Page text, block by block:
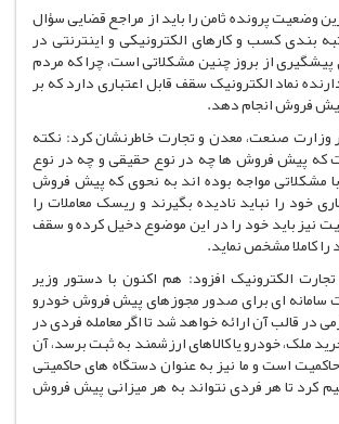
وضعیت پرونده ثامن را باید از مراجع قضایی سؤال
بندی کسب و کارهای الکترونیکی و اینترنتی در
پیشگیری از بروز چنین مشکلاتی است، چرا که مردم
نماد الکترونیک سقف قابل اعتباری دارد که بر
فروش انجام دهد.
وزارت صنعت، معدن و تجارت خاطرنشان کرد: نکته
که پیش فروش ها چه در نوع حقیقی و چه در نوع
مشکلاتی مواجه بوده اند به نحوی که پیش فروش
خود را نباید نادیده بگیرند و ریسک معاملات را
نیز باید خود را در این موضوع دخیل کرده و سقف
کاملا مشخص نماید.
الکترونیک افزود: هم اکنون با دستور وزیر
ای برای صدور مجوزهای پیش فروش خودرو
در قالب آن ارائه خواهد شد تا اگر معامله فردی در
ملک، خودرو یا کالاهای ارزشمند به ثبت برسد، آن
حاکمیت است و ما نیز به عنوان دستگاه های حاکمیتی
کرد تا هر فردی نتواند به هر میزانی پیش فروش